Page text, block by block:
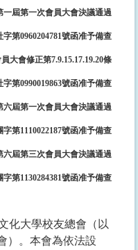
一屆第一次會員大會決議通過
字第0960204781號函准予備查
大會修正第7.9.15.17.19.20條
字第0990019863號函准予備查
六屆第一次會員大會決議通過
字第1110022187號函准予備查
六屆第三次會員大會決議通過
字第1130284381號函准予備查
化大學校友總會（以
）。本會為依法設